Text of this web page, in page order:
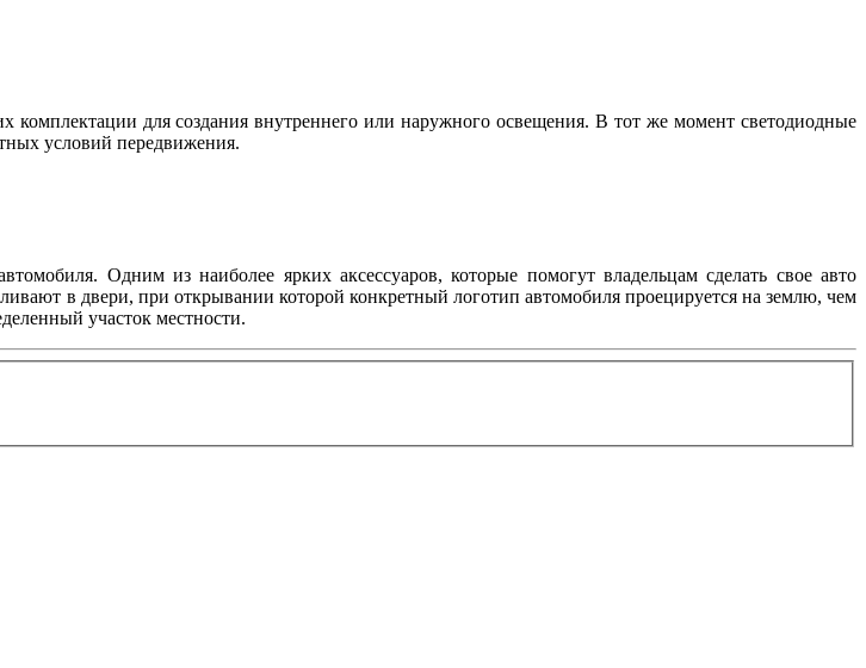
для создания внутреннего или наружного освещения. В тот же момент светодиодные
условий передвижения.
Одним из наиболее ярких аксессуаров, которые помогут владельцам сделать свое авто
в двери, при открывании которой конкретный логотип автомобиля проецируется на землю, чем
участок местности.